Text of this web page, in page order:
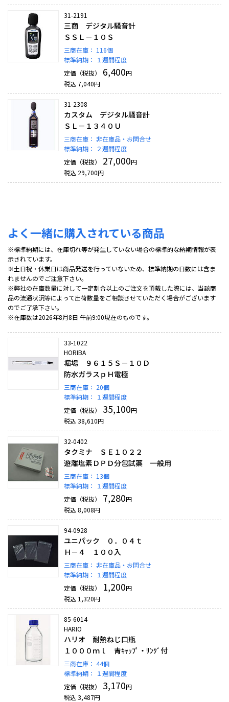
31-2191
三商 デジタル騒音計
ＳＳＬ－１０Ｓ
三商在庫： 116個
標準納期：
１週間程度
定価（税抜）
6,400円
税込 7,040円
31-2308
カスタム デジタル騒音計
ＳＬ－１３４０Ｕ
三商在庫： 非在庫品・お問合せ
標準納期：
２週間程度
定価（税抜）
27,000円
税込 29,700円
よく一緒に購入されている商品
※標準納期には、在庫切れ等が発生していない場合の標準的な納期情報が表
示されています。
※土日祝・休業日は商品発送を行っていないため、標準納期の日数には含ま
れませんのでご注意下さい。
※弊社の在庫数量に対して一定割合以上のご注文を頂戴した際には、当該商
品の流通状況等によって出荷数量をご相談させていただく場合がございます
のでご了承下さい。
※在庫数は2026年8月8日 午前9:00現在のものです。
33-1022
HORIBA
堀場 ９６１５Ｓ－１０Ｄ
防水ガラスｐＨ電極
三商在庫： 20個
標準納期：
１週間程度
定価（税抜）
35,100円
税込 38,610円
32-0402
タクミナ ＳＥ１０２２
遊離塩素ＤＰＤ分包試薬 一般用
三商在庫： 13個
標準納期：
１週間程度
定価（税抜）
7,280円
税込 8,008円
94-0928
ユニパック ０．０４ｔ
Ｈ－４ １００入
三商在庫： 非在庫品・お問合せ
標準納期：
１週間程度
定価（税抜）
1,200円
税込 1,320円
85-6014
HARIO
ハリオ 耐熱ねじ口瓶
１０００ｍｌ 青ｷｬｯﾌﾟ・ﾘﾝｸﾞ付
三商在庫： 44個
標準納期：
１週間程度
定価（税抜）
3,170円
税込 3,487円